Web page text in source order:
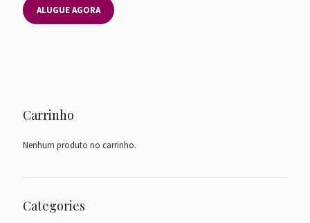
ALUGUE AGORA
Carrinho
Nenhum produto no carrinho.
Categories